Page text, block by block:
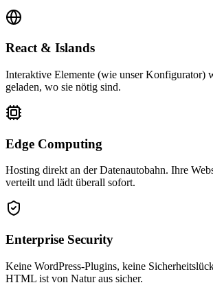
React & Islands
Interaktive Elemente (wie unser Konfigurator)
geladen, wo sie nötig sind.
Edge Computing
Hosting direkt an der Datenautobahn. Ihre
verteilt und lädt überall sofort.
Enterprise Security
Keine WordPress-Plugins, keine
HTML ist von Natur aus sicher.